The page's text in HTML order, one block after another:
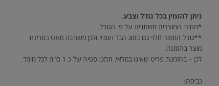
ניתן להזמין בכל גודל וצבע.
*מחירי המוצרים משתנים על פי הגודל.
**גודל המוצר תלוי גם בסוג הבד ועוביו ולכן משתנה מעט בסריגת
מוצר בהזמנה.
לכן – בהזמנת פריט שאינו במלאי, תתכן סטיה של כ 1 ס"מ לכל מימד.
כביסה: